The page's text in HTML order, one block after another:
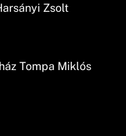
Zsolt
Tompa Miklós